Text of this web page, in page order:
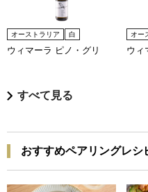
オーストラリア 白
ウィマーラ ピノ・グリ
オー
ウィ
すべて見る
おすすめペアリングレシ